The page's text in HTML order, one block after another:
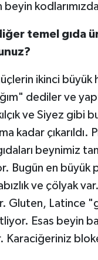
temel gıda
ikinci büyük
dediler ve
ve Siyez gibi
kadar çıkarıldı.
beynimiz
Bugün en büyük
ve çölyak
Gluten, Latince
Esas beyin
Karaciğeriniz